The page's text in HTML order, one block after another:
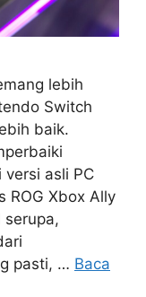
lebih
Switch
baik.
asli PC
ROG Xbox Ally
serupa,
pasti, … Baca